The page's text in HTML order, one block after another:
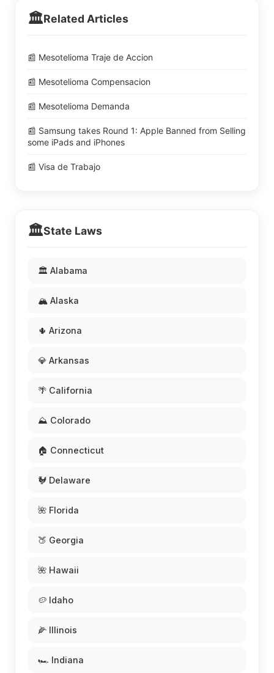
🏛️Related Articles
📰 Mesotelioma Traje de Accion
📰 Mesotelioma Compensacion
📰 Mesotelioma Demanda
📰 Samsung takes Round 1: Apple Banned from Selling
some iPads and iPhones
📰 Visa de Trabajo
🏛️State Laws
🏛️ Alabama
🏔️ Alaska
🌵 Arizona
💎 Arkansas
🌴 California
⛰️ Colorado
🏠 Connecticut
🐓 Delaware
🌺 Florida
🍑 Georgia
🌺 Hawaii
🥔 Idaho
🌽 Illinois
🏎️ Indiana